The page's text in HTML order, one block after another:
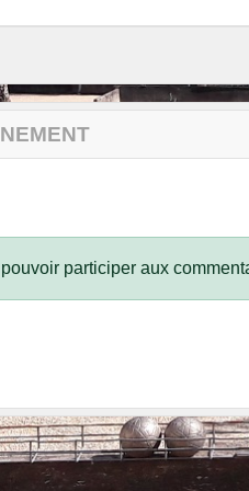
participer aux